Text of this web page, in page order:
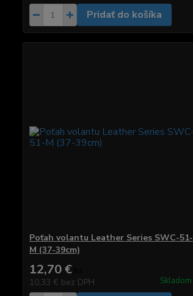
Pridať do košíka
Poťah volantu Leather Series SWC-51-
M (37-39cm)
12,70 €/
10,33 € bez DPH Skladom